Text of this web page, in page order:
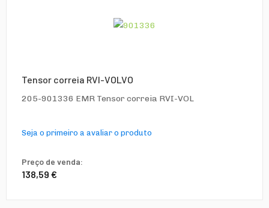
Tensor correia RVI-VOLVO
205-901336 EMR Tensor correia RVI-VOL
Seja o primeiro a avaliar o produto
Preço de venda:
138,59 €